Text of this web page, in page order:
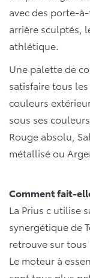
avec des porte-
arrière sculptés,
athlétique.
Une palette de
satisfaire tous
couleurs
sous ses
Rouge absolu,
métallisé ou
Comment fait-
La Prius c utilise
synergétique de
retrouve sur tous
Le moteur à